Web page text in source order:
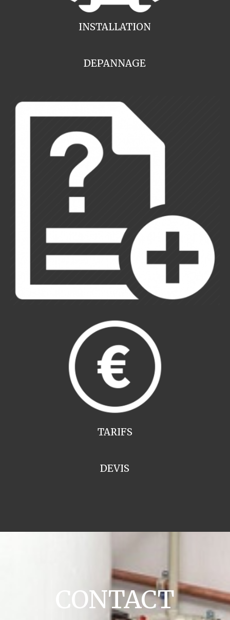
INSTALLATION
DEPANNAGE
TARIFS
DEVIS
CONTACT